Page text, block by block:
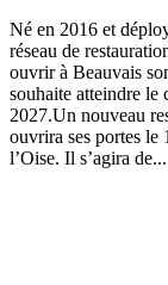
Né en 2016 et
réseau de
ouvrir à Beauvais
souhaite atteindre le
2027.Un nouveau
ouvrira ses portes le
l’Oise. Il s’agira de...